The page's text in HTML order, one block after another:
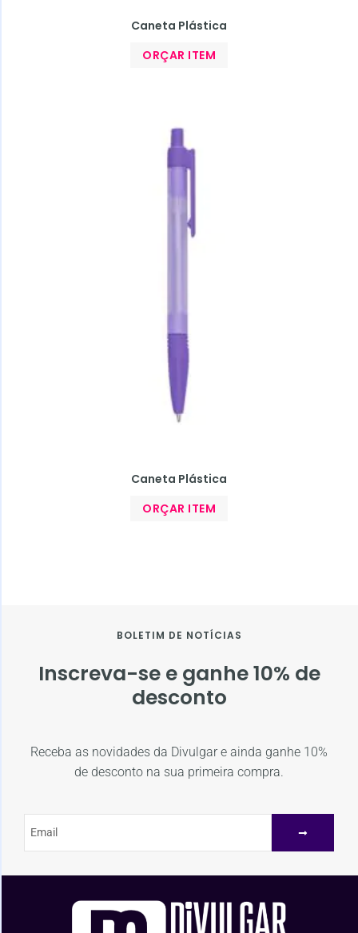
Caneta Plástica
ORÇAR ITEM
Caneta Plástica
ORÇAR ITEM
BOLETIM DE NOTÍCIAS
Inscreva-se e ganhe 10% de
desconto
Receba as novidades da Divulgar e ainda ganhe 10%
de desconto na sua primeira compra.